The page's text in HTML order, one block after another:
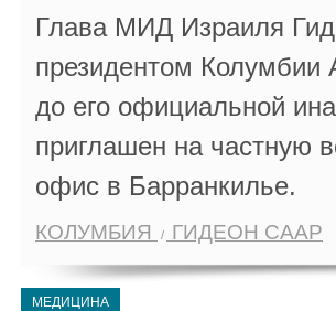
Глава МИД Израиля
президентом Колумбии
до его официальной
приглашен на частную
офис в Барранкилье.
КОЛУМБИЯ ГИДЕОН СААР
МЕДИЦИНА